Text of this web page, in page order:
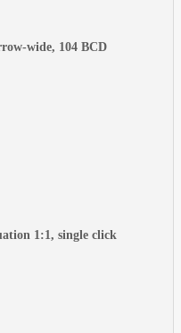
wide, 104 BCD
1:1, single click